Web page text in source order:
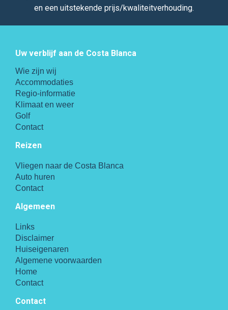
en een uitstekende prijs/kwaliteitverhouding.
Uw verblijf aan de Costa Blanca
Wie zijn wij
Accommodaties
Regio-informatie
Klimaat en weer
Golf
Contact
Reizen
Vliegen naar de Costa Blanca
Auto huren
Contact
Algemeen
Links
Disclaimer
Huiseigenaren
Algemene voorwaarden
Home
Contact
Contact